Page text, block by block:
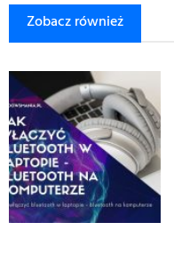
Zobacz również